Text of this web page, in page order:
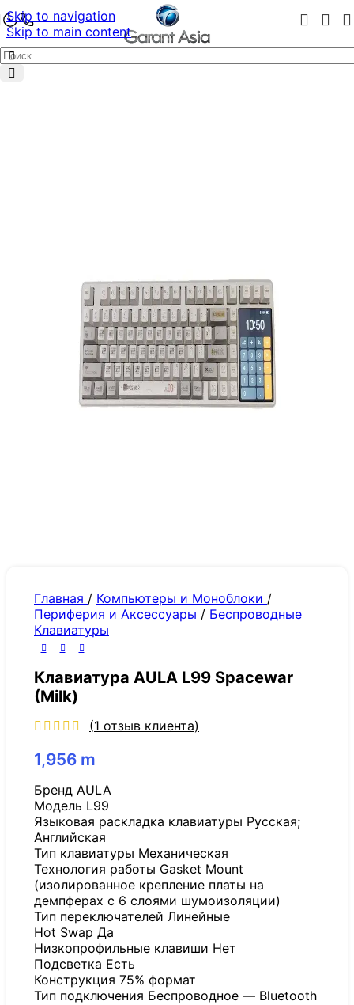
Skip to navigation
Skip to main content
Главная / Компьютеры и Моноблоки /
Периферия и Аксессуары / Беспроводные
Клавиатуры
Клавиатура AULA L99 Spacewar
(Milk)
(1 отзыв клиента)
1,956 m
Бренд AULA
Модель L99
Языковая раскладка клавиатуры Русская;
Английская
Тип клавиатуры Механическая
Технология работы Gasket Mount
(изолированное крепление платы на
демпферах с 6 слоями шумоизоляции)
Тип переключателей Линейные
Hot Swap Да
Низкопрофильные клавиши Нет
Подсветка Есть
Конструкция 75% формат
Тип подключения Беспроводное — Bluetooth